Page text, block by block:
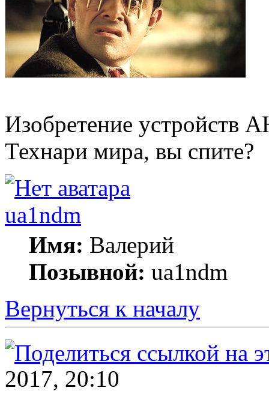
Изобретение
Технари мира, вы спите?
ua1ndm
Имя: Валерий
Позывной: ua1ndm
Вернуться к началу
2017, 20:10